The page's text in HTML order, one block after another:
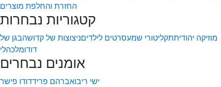
החזרת והחלפת מוצרים
קטגוריות נבחרות
מוזיקה יהודיתתקליטורי שמעסרטים לילדיםניצוצות של קדושהבגן של
דודומלכהלי
אומנים נבחרים
ישי ריבואברהם פרידדודו פישר